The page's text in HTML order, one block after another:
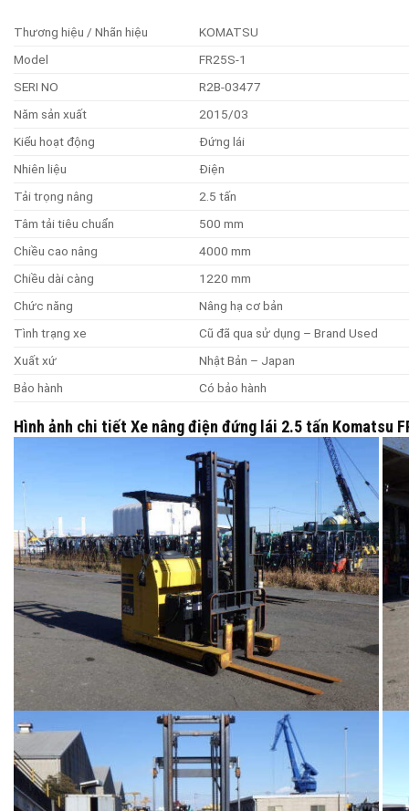
Thương hiệu / Nhãn hiệu
KOMATSU
Model
FR25S-1
SERI NO
R2B-03477
Năm sản xuất
2015/03
Kiểu hoạt động
Đứng lái
Nhiên liệu
Điện
Tải trọng nâng
2.5 tấn
Tâm tải tiêu chuẩn
500 mm
Chiều cao nâng
4000 mm
Chiều dài càng
1220 mm
Chức năng
Nâng hạ cơ bản
Tình trạng xe
Cũ đã qua sử dụng – Brand Used
Xuất xứ
Nhật Bản – Japan
Bảo hành
Có bảo hành
Hình ảnh chi tiết Xe nâng điện đứng lái 2.5 tấn Komatsu